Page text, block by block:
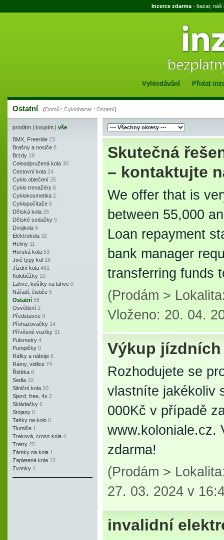
Inzerce zdarma - bazar, náš
Vyhledávání Přidat
Ostatní (Domů : Cyklobazar : Ostatní)
prodám | koupím | vše
BMX, Freeride 23
Brašny a nosiče 8
Brzdy 19
Celoodpružená kola 30
Cestovní kola 24
Cyklo oblečení 25
Cyklo trenažéry 6
Cyklokosmetika 2
Cyklopočítače 6
Dětská kola 26
Dětské sedačky 5
Dvojkola 6
Elektrokola 32
Helmy 11
Horská kola 53
Jiné typy kol 18
Jízdní kola 461
Koloběžky 10
Lahve, košíky na lahve 0
Nářadí, čističe 5
Ostatní 56
Osvětlení 2
Představce 9
Přehazovačky 14
Přívěsné vozíky 31
Pulsmetry 4
Pumpičky 0
Ráfky a náboje 6
Rámy, vidlice 74
Řidítka 8
Sedla 10
Silniční kola 20
Sjezd, free, 4x 2
Skládačky 6
Stojany 0
Tašky na kolo 0
Tlumiče 1
Treková, cross kola 4
Tretry 25
Zámky na kola 1
Zapletená kola 12
Zvonky 1
Skutečná
– kontaktujte
We offer that is
between 55,000
Loan repayment
bank manager
transferring funds
(Prodám >
Vloženo: 20. 04.
Výkup
Rozhodujete se
vlastníte jakékoliv
000Kč v případě
www.koloniale.cz.
zdarma!
(Prodám >
27. 03. 2024 v
invalidní